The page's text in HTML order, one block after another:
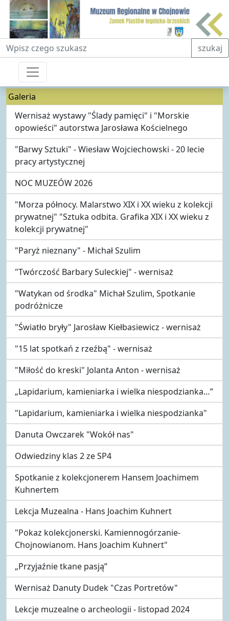
Fraza do wyszukiwania szukaj
Galeria
Wernisaż wystawy "Ślady pamięci" i "Morskie
opowieści" autorstwa Jarosława Kościelnego
"Barwy Sztuki" - Wiesław Wojciechowski - 20 lecie
pracy artystycznej
NOC MUZEÓW 2026
"Morza północy. Malarstwo XIX i XX wieku z kolekcji
prywatnej" "Sztuka odbita. Grafika XIX i XX wieku z
kolekcji prywatnej"
"Paryż nieznany" - Michał Szulim
"Twórczość Barbary Suleckiej" - wernisaż
"Watykan od środka" Michał Szulim, Spotkanie
podróżnicze
"Światło bryły" Jarosław Kiełbasiewicz - wernisaż
"15 lat spotkań z rzeźbą" - wernisaż
"Miłość do kreski" Jolanta Anton - wernisaż
„Lapidarium, kamieniarka i wielka niespodzianka…”
"Lapidarium, kamieniarka i wielka niespodzianka"
Danuta Owczarek "Wokół nas"
Odwiedziny klas 2 ze SP4
Spotkanie z kolekcjonerem Hansem Joachimem
Kuhnertem
Lekcja Muzealna - Hans Joachim Kuhnert
"Pokaz kolekcjonerski. Kamiennogórzanie-
Chojnowianom. Hans Joachim Kuhnert"
„Przyjaźnie tkane pasją”
Wernisaż Danuty Dudek "Czas Portretów"
Lekcje muzealne o archeologii - listopad 2024